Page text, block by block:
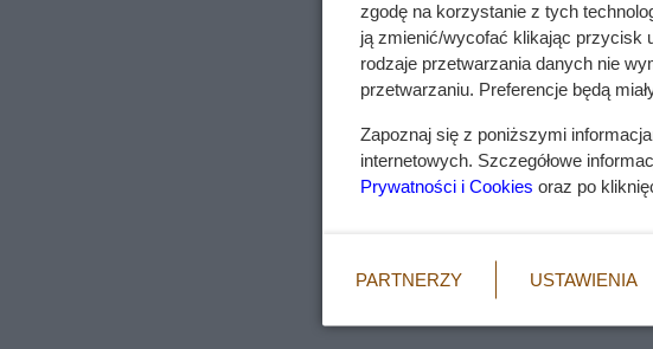
zgodę na korzystanie z tych
ją zmienić/wycofać klikając przycisk
rodzaje przetwarzania danych nie
przetwarzaniu. Preferencje będą
Zapoznaj się z poniższymi
internetowych. Szczegółowe
Prywatności i Cookies oraz po
PARTNERZY USTAWIENIA